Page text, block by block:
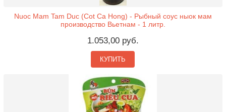
Nuoc Mam Tam Duc (Cot Ca Hong) - Рыбный соус ныок мам
производство Вьетнам - 1 литр.
1.053,00 руб.
КУПИТЬ